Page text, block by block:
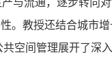
。教授还结合城市
空间管理展开了深入